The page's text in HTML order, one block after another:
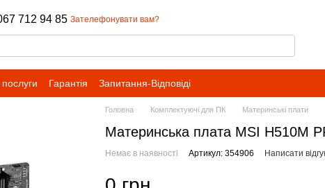
712 94 85 Зателефонувати вам?
Гарантія Запитання-Відповіді
Головна Комплектуючі для ПК Материнські плати
Материнcька плата MSI H510M
Немає в наявності Артикул: 354906 Написати